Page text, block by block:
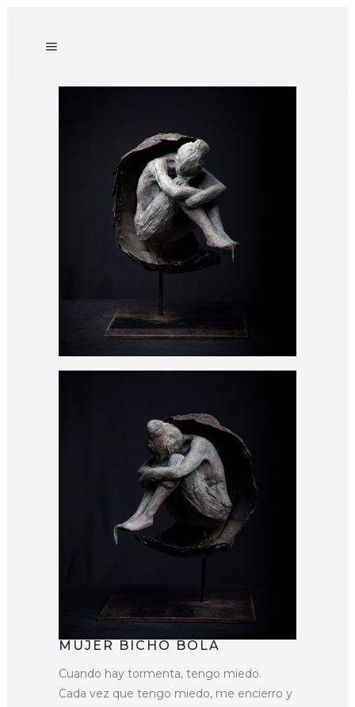
MUJER BICHO BOLA
Cuando hay tormenta, tengo miedo.
Cada vez que tengo miedo, me encierro y